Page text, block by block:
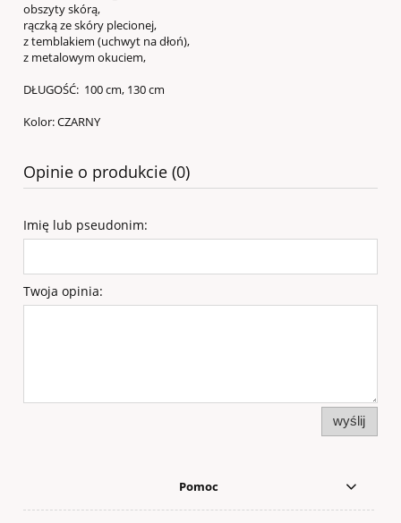
obszyty skórą,
rączką ze skóry plecionej,
z temblakiem (uchwyt na dłoń),
z metalowym okuciem,
DŁUGOŚĆ: 100 cm, 130 cm
Kolor: CZARNY
Opinie o produkcie (0)
Imię lub pseudonim:
Twoja opinia:
wyślij
Pomoc